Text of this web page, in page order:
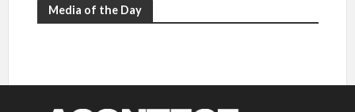
Media of the Day